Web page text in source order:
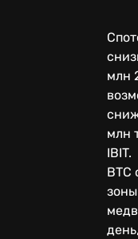
млн
млн
IBIT.
BTC